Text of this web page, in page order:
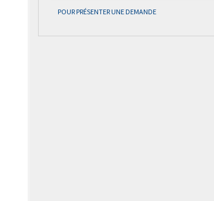
POUR PRÉSENTER UNE DEMANDE